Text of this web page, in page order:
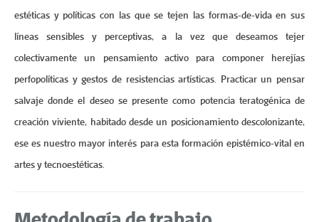
estéticas y políticas con las que se tejen las formas-de-vida en sus
líneas sensibles y perceptivas, a la vez que deseamos tejer
colectivamente un pensamiento activo para componer herejías
perfopolíticas y gestos de resistencias artísticas. Practicar un pensar
salvaje donde el deseo se presente como potencia teratogénica de
creación viviente, habitado desde un posicionamiento descolonizante,
ese es nuestro mayor interés para esta formación epistémico-vital en
artes y tecnoestéticas.